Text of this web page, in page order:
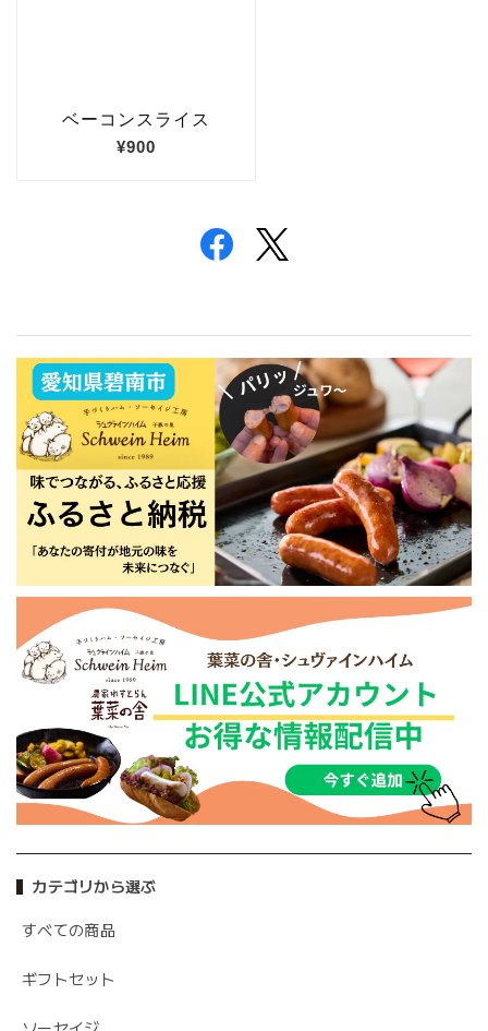
カテゴリから選ぶ
すべての商品
ギフトセット